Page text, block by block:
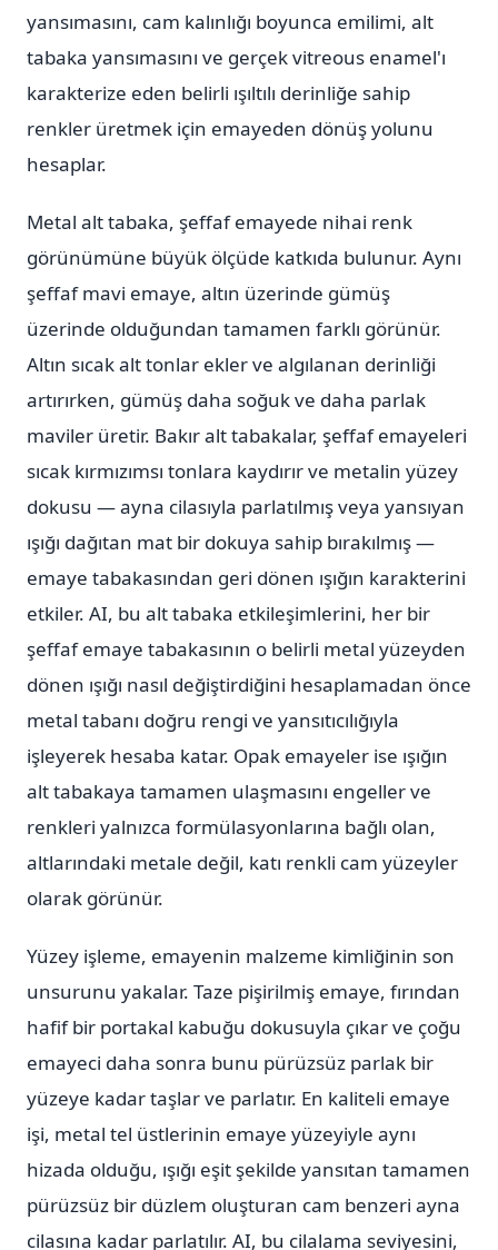
yansımasını, cam kalınlığı boyunca emilimi, alt
tabaka yansımasını ve gerçek vitreous enamel'ı
karakterize eden belirli ışıltılı derinliğe sahip
renkler üretmek için emayeden dönüş yolunu
hesaplar.
Metal alt tabaka, şeffaf emayede nihai renk
görünümüne büyük ölçüde katkıda bulunur. Aynı
şeffaf mavi emaye, altın üzerinde gümüş
üzerinde olduğundan tamamen farklı görünür.
Altın sıcak alt tonlar ekler ve algılanan derinliği
artırırken, gümüş daha soğuk ve daha parlak
maviler üretir. Bakır alt tabakalar, şeffaf emayeleri
sıcak kırmızımsı tonlara kaydırır ve metalin yüzey
dokusu — ayna cilasıyla parlatılmış veya yansıyan
ışığı dağıtan mat bir dokuya sahip bırakılmış —
emaye tabakasından geri dönen ışığın karakterini
etkiler. AI, bu alt tabaka etkileşimlerini, her bir
şeffaf emaye tabakasının o belirli metal yüzeyden
dönen ışığı nasıl değiştirdiğini hesaplamadan önce
metal tabanı doğru rengi ve yansıtıcılığıyla
işleyerek hesaba katar. Opak emayeler ise ışığın
alt tabakaya tamamen ulaşmasını engeller ve
renkleri yalnızca formülasyonlarına bağlı olan,
altlarındaki metale değil, katı renkli cam yüzeyler
olarak görünür.
Yüzey işleme, emayenin malzeme kimliğinin son
unsurunu yakalar. Taze pişirilmiş emaye, fırından
hafif bir portakal kabuğu dokusuyla çıkar ve çoğu
emayeci daha sonra bunu pürüzsüz parlak bir
yüzeye kadar taşlar ve parlatır. En kaliteli emaye
işi, metal tel üstlerinin emaye yüzeyiyle aynı
hizada olduğu, ışığı eşit şekilde yansıtan tamamen
pürüzsüz bir düzlem oluşturan cam benzeri ayna
cilasına kadar parlatılır. AI, bu cilalama seviyesini,